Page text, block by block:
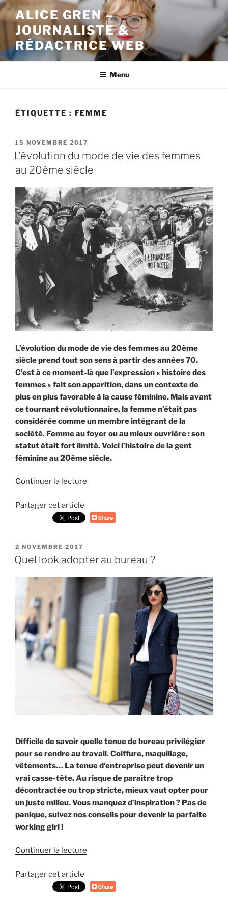
Aller
au
contenu
principal
ALICE GREN –
JOURNALISTE &
RÉDACTRICE WEB
Menu
ÉTIQUETTE : FEMME
PUBLIÉ
LE
15 NOVEMBRE 2017
L’évolution du mode de vie des femmes
au 20ème siècle
L’évolution du mode de vie des femmes au 20ème
siècle prend tout son sens à partir des années 70.
C’est à ce moment-là que l’expression « histoire des
femmes » fait son apparition, dans un contexte de
plus en plus favorable à la cause féminine. Mais avant
ce tournant révolutionnaire, la femme n’était pas
considérée comme un membre intégrant de la
société. Femme au foyer ou au mieux ouvrière : son
statut était fort limité. Voici l’histoire de la gent
féminine au 20ème siècle.
Continuer la lecture
mode
au
20ème
siècle »
Partager cet article
PUBLIÉ
LE
2 NOVEMBRE 2017
Quel look adopter au bureau ?
Difficile de savoir quelle tenue de bureau privilégier
pour se rendre au travail. Coiffure, maquillage,
vêtements… La tenue d’entreprise peut devenir un
vrai casse-tête. Au risque de paraître trop
décontractée ou trop stricte, mieux vaut opter pour
un juste milieu. Vous manquez d’inspiration ? Pas de
panique, suivez nos conseils pour devenir la parfaite
working girl !
Continuer la lecture
adopter
Partager cet article